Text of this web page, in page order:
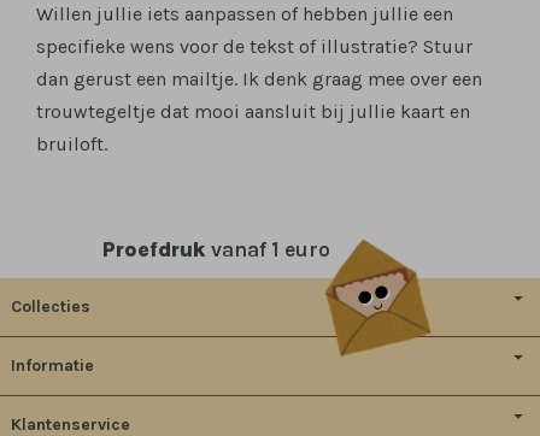
Willen jullie iets aanpassen of hebben jullie een
specifieke wens voor de tekst of illustratie? Stuur
dan gerust een mailtje. Ik denk graag mee over een
trouwtegeltje dat mooi aansluit bij jullie kaart en
bruiloft.
Proefdruk vanaf 1 euro
Collecties
Informatie
Klantenservice